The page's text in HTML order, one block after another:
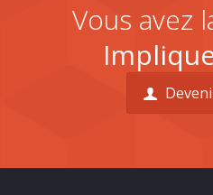
Vous avez